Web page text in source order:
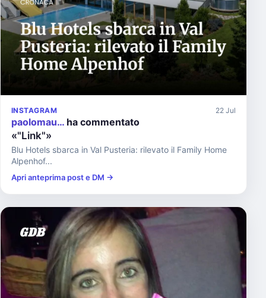
INSTAGRAM 22 Jul
paolomau… ha commentato
«"Link"»
Blu Hotels sbarca in Val Pusteria: rilevato il Family Home
Alpenhof...
Apri anteprima post e DM →